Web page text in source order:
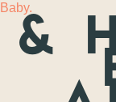
Baby.&